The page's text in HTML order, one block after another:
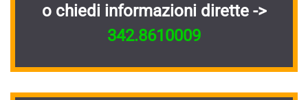
o chiedi informazioni dirette ->
342.8610009